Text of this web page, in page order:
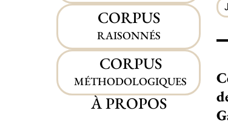
CORPUS
RAISONNÉS
CORPUS
MÉTHODOLOGIQUES
À PROPOS